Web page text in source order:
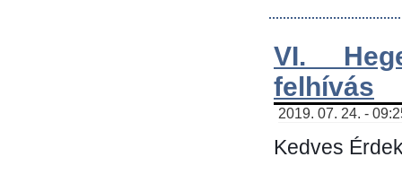
VI.
felhívás
2019. 07. 24. -
Kedves